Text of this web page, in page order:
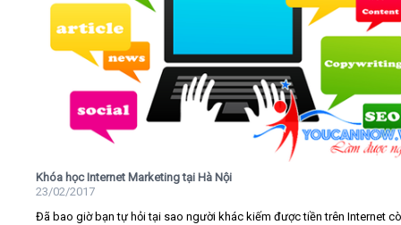
Khóa học Internet Marketing tại Hà Nội
23/02/2017
Đã bao giờ bạn tự hỏi tại sao người khác kiếm được tiền trên Internet